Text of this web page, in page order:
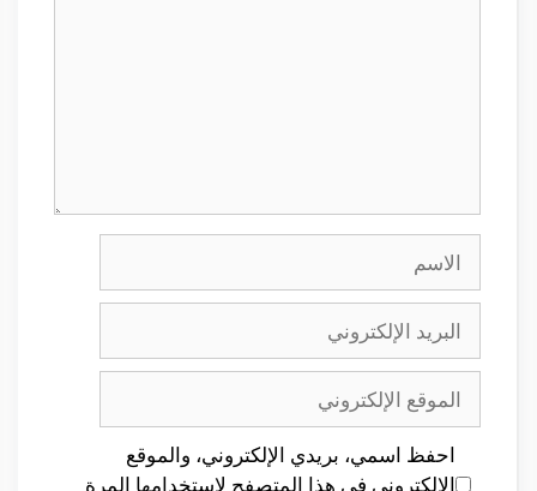
الإلكتروني
الإلكتروني
احفظ اسمي، بريدي الإلكتروني، والموقع
الإلكتروني في هذا المتصفح لاستخدامها المرة